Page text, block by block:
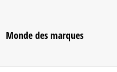
Monde des marques